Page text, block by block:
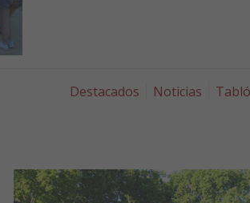
Destacados Noticias